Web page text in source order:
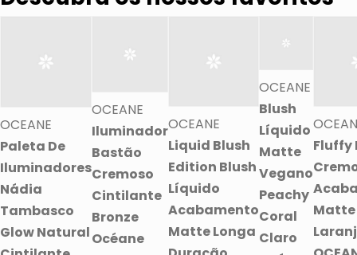
OCEANE
Paleta De
Iluminadores
Nádia
Tambasco
Glow Natural
OCEANE
Iluminador
Bastão
Cremoso
Cintilante
Bronze
Océane
OCEANE
Liquid Blush
Edition Blush
Líquido
Acabamento
Matte Longa
OCEANE
Blush
Líquido
Matte
Vegano
Peachy
Coral
Claro
Fluffy
Matte